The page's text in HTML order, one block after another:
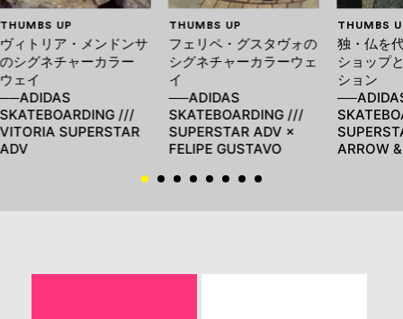
THUMBS UP
ヴィトリア・メンドンサ
のシグネチャーカラー
ウェイ
──ADIDAS
SKATEBOARDING ///
VITORIA SUPERSTAR
ADV
THUMBS UP
フェリペ・グスタヴォの
シグネチャーカラーウェ
イ
──ADIDAS
SKATEBOARDING ///
SUPERSTAR ADV ×
FELIPE GUSTAVO
THUMBS
独・仏を
ショップ
ション
ARROW